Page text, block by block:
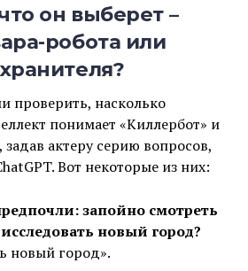
он выберет –
робота или
проверить, насколько
понимает «Киллербот» и
задав актеру серию вопросов,
Вот некоторые из них:
запойно смотреть
новый город?
новый город».